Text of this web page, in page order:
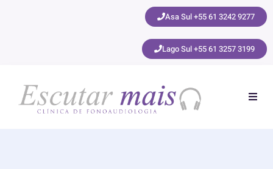
Asa Sul +55 61 3242 9277
Lago Sul +55 61 3257 3199